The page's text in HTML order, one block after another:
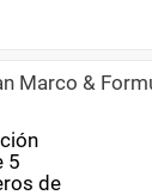
Marco &